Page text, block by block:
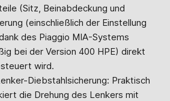
(Sitz, Beinabdeckung und
(einschließlich der Einstellung
des Piaggio MIA-Systems
bei der Version 400 HPE) direkt
wird.
Diebstahlsicherung: Praktisch
die Drehung des Lenkers mit